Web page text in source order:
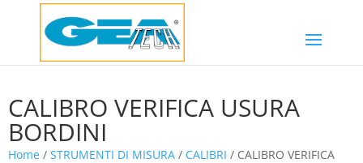
CALIBRO VERIFICA USURA
BORDINI
Home / STRUMENTI DI MISURA / CALIBRI / CALIBRO VERIFICA